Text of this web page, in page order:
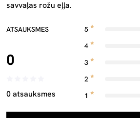
savvaļas rožu eļļa.
ATSAUKSMES
0
0 atsauksmes
5
4
3
2
1